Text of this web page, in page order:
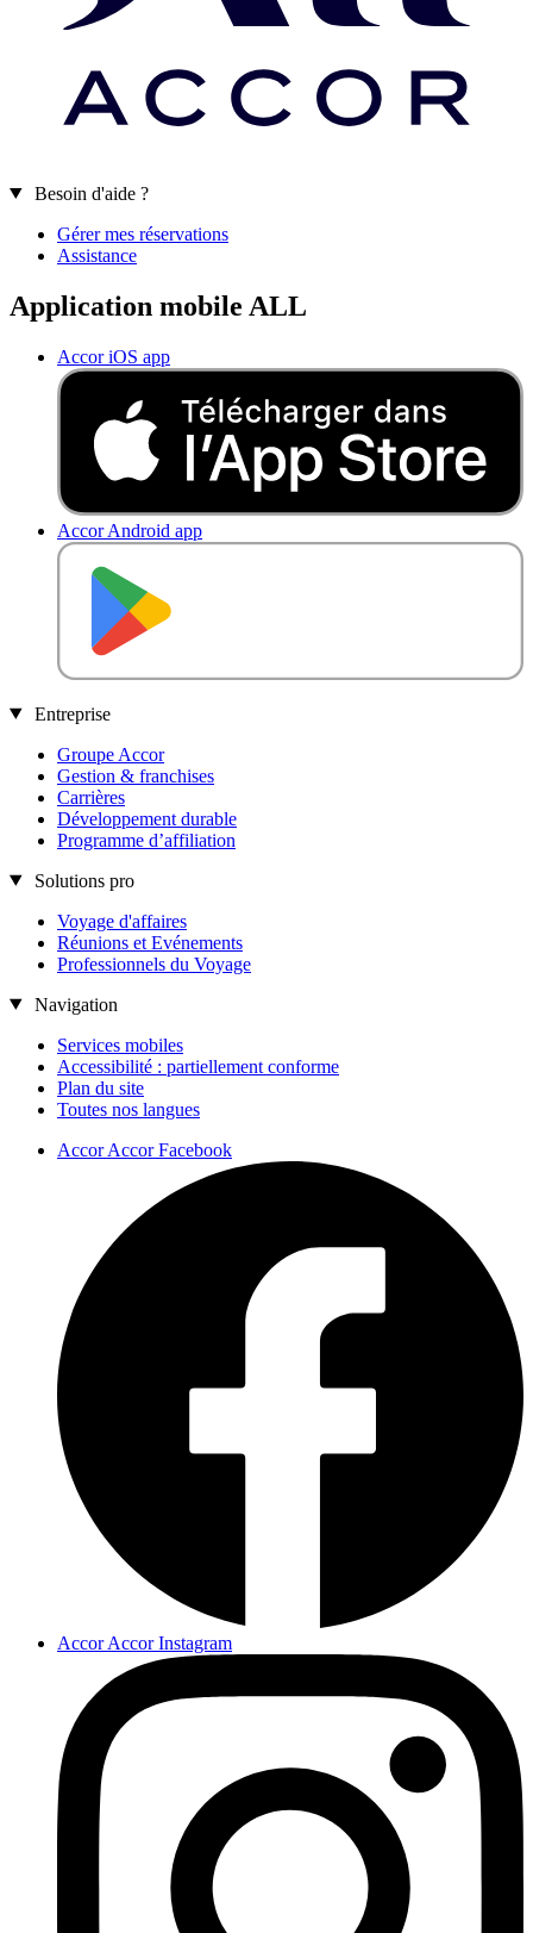
Besoin d'aide ?
Gérer mes réservations
Assistance
Application mobile ALL
Accor iOS app
Accor Android app
Entreprise
Groupe Accor
Gestion & franchises
Carrières
Développement durable
Programme d’affiliation
Solutions pro
Voyage d'affaires
Réunions et Evénements
Professionnels du Voyage
Navigation
Services mobiles
Accessibilité : partiellement conforme
Plan du site
Toutes nos langues
Accor Accor Facebook
Accor Accor Instagram